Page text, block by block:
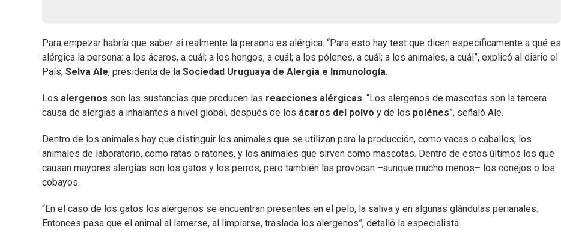
Para empezar habría que saber si realmente la persona es alérgica. “Para esto hay test que dicen específicamente a qué es
alérgica la persona: a los ácaros, a cuál; a los hongos, a cuál; a los pólenes, a cuál; a los animales, a cuál”, explicó al diario el
País, Selva Ale, presidenta de la Sociedad Uruguaya de Alergia e Inmunología.
Los alergenos son las sustancias que producen las reacciones alérgicas. “Los alergenos de mascotas son la tercera
causa de alergias a inhalantes a nivel global, después de los ácaros del polvo y de los polénes”, señaló Ale.
Dentro de los animales hay que distinguir los animales que se utilizan para la producción, como vacas o caballos; los
animales de laboratorio, como ratas o ratones, y los animales que sirven como mascotas. Dentro de estos últimos los que
causan mayores alergias son los gatos y los perros, pero también las provocan –aunque mucho menos– los conejos o los
cobayos.
“En el caso de los gatos los alergenos se encuentran presentes en el pelo, la saliva y en algunas glándulas perianales.
Entonces pasa que el animal al lamerse, al limpiarse, traslada los alergenos”, detalló la especialista.